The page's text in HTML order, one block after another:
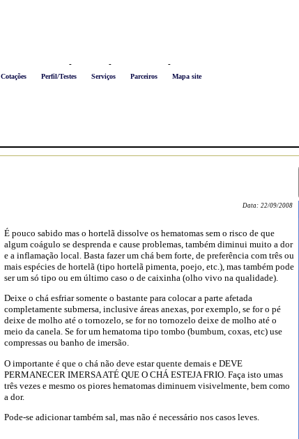
- - -
Cotações Perfil/Testes Serviços Parceiros Mapa site
Data: 22/09/2008
É pouco sabido mas o hortelã dissolve os hematomas sem o risco de que
algum coágulo se desprenda e cause problemas, também diminui muito a dor
e a inflamação local. Basta fazer um chá bem forte, de preferência com três ou
mais espécies de hortelã (tipo hortelã pimenta, poejo, etc.), mas também pode
ser um só tipo ou em último caso o de caixinha (olho vivo na qualidade).
Deixe o chá esfriar somente o bastante para colocar a parte afetada
completamente submersa, inclusive áreas anexas, por exemplo, se for o pé
deixe de molho até o tornozelo, se for no tornozelo deixe de molho até o
meio da canela. Se for um hematoma tipo tombo (bumbum, coxas, etc) use
compressas ou banho de imersão.
O importante é que o chá não deve estar quente demais e DEVE
PERMANECER IMERSA ATÉ QUE O CHÁ ESTEJA FRIO. Faça isto umas
três vezes e mesmo os piores hematomas diminuem visivelmente, bem como
a dor.
Pode-se adicionar também sal, mas não é necessário nos casos leves.